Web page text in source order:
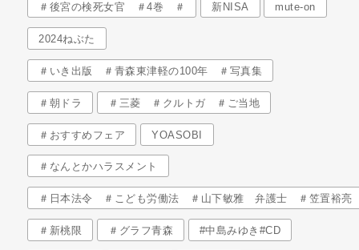
＃後宮の検死女官 ＃4巻 ＃ 新NISA mute-on
2024ねぶた
＃いき出版 ＃青森東津軽の100年 ＃写真集
＃朝ドラ ＃三菱 ＃クルトガ ＃ご当地
＃おすすめフェア YOASOBI
＃なんとかハラスメント
＃日本法令 ＃こども労働法 ＃山下敏雅 弁護士 ＃笠置裕亮
＃新桃限 ＃グラフ青森 #中島みゆき#CD